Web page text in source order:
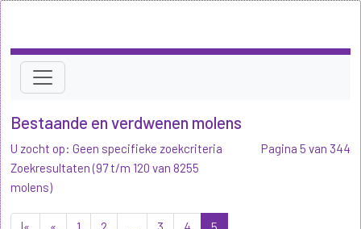
Bestaande en verdwenen molens
U zocht op: Geen specifieke zoekcriteria
Zoekresultaten (97 t/m 120 van 8255
molens)
Pagina 5 van 344